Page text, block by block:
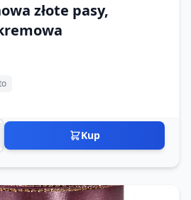
złote pasy,
Kup